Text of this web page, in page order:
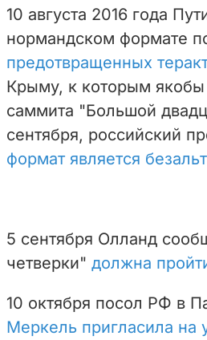
10 августа 2016 года
нормандском формате
предотвращенных
Крыму, к которым якобы
саммита "Большой
сентября, российский
формат является
5 сентября Олланд
четверки" должна
10 октября посол РФ в
Меркель пригласила на